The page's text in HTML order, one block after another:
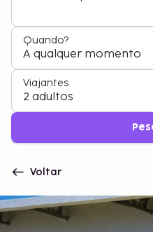
Quando?
A qualquer momento
Viajantes
2 adultos
Voltar